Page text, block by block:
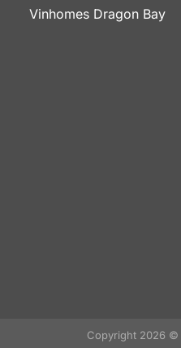
Vinhomes Dragon Bay
Copyright 2026 ©